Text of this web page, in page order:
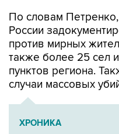
По словам
России
против мирных
также более 25 сел
пунктов региона.
случаи массовых
ХРОНИКА